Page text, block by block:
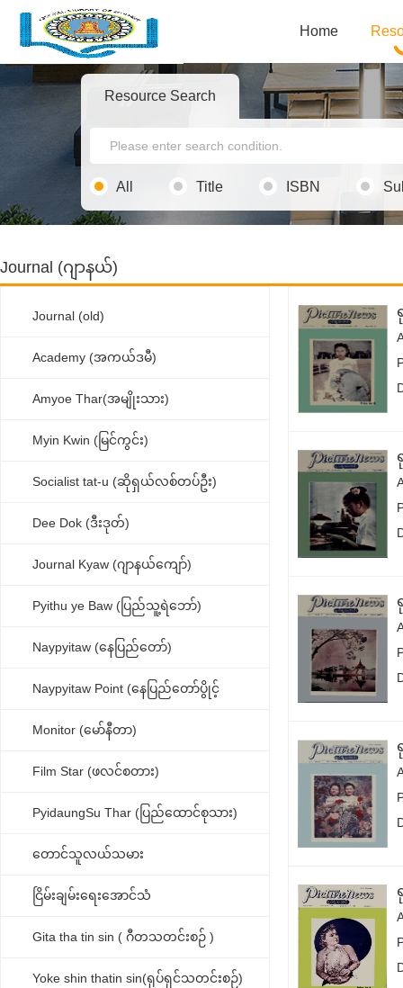
Home
Resource Search
All Title ISBN
Journal (ဂျာနယ်)
Journal (old)
Academy (အကယ်ဒမီ)
Amyoe Thar(အမျိုးသား)
Myin Kwin (မြင်ကွင်း)
Socialist tat-u (ဆိုရှယ်လစ်တပ်ဦး)
Dee Dok (ဒီးဒုတ်)
Journal Kyaw (ဂျာနယ်ကျော်)
Pyithu ye Baw (ပြည်သူ့ရဲဘော်)
Naypyitaw (နေပြည်တော်)
Naypyitaw Point (နေပြည်တော်ပွိုင့်
Monitor (မော်နီတာ)
Film Star (ဖလင်စတား)
PyidaungSu Thar (ပြည်ထောင်စုသား)
တောင်သူလယ်သမား
ငြိမ်းချမ်းရေးအောင်သံ
Gita tha tin sin ( ဂီတသတင်းစဉ် )
Yoke shin thatin sin(ရုပ်ရှင်သတင်းစဉ်)